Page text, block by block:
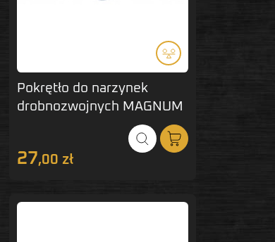
Pokrętło do narzynek
drobnozwojnych MAGNUM
27,00 zł